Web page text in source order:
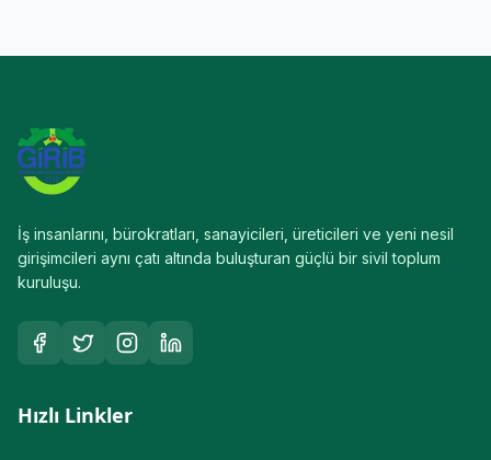
İş insanlarını, bürokratları, sanayicileri, üreticileri ve yeni nesil
girişimcileri aynı çatı altında buluşturan güçlü bir sivil toplum
kuruluşu.
Hızlı Linkler